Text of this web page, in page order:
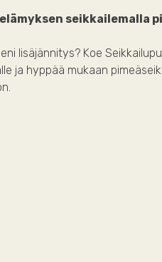
seikkailemalla
lisäjännitys? Koe
ja hyppää mukaan